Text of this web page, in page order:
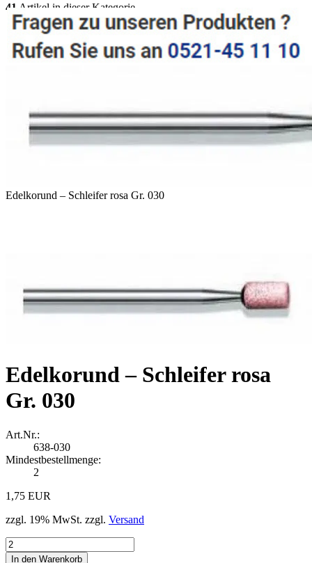
41 Artikel in dieser Kategorie
Edelkorund – Schleifer rosa Gr. 030
Edelkorund – Schleifer rosa
Gr. 030
Art.Nr.:
638-030
Mindestbestellmenge:
2
1,75 EUR
zzgl. 19% MwSt. zzgl. Versand